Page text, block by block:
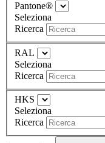
Pantone®
Seleziona
Ricerca
RAL
Seleziona
Ricerca
HKS
Seleziona
Ricerca